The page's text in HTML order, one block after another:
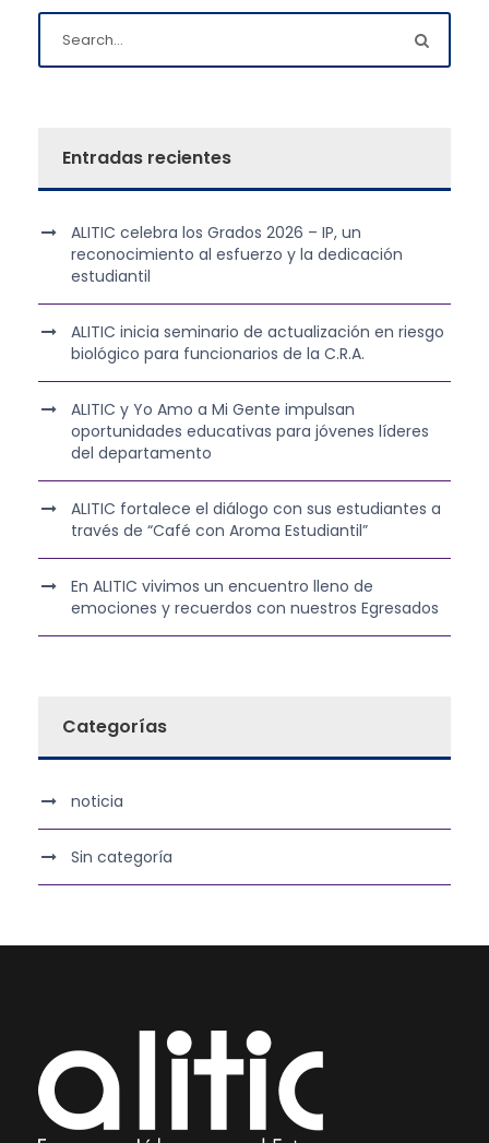
Entradas recientes
ALITIC celebra los Grados 2026 – IP, un
reconocimiento al esfuerzo y la dedicación
estudiantil
ALITIC inicia seminario de actualización en riesgo
biológico para funcionarios de la C.R.A.
ALITIC y Yo Amo a Mi Gente impulsan
oportunidades educativas para jóvenes líderes
del departamento
ALITIC fortalece el diálogo con sus estudiantes a
través de “Café con Aroma Estudiantil”
En ALITIC vivimos un encuentro lleno de
emociones y recuerdos con nuestros Egresados
Categorías
noticia
Sin categoría